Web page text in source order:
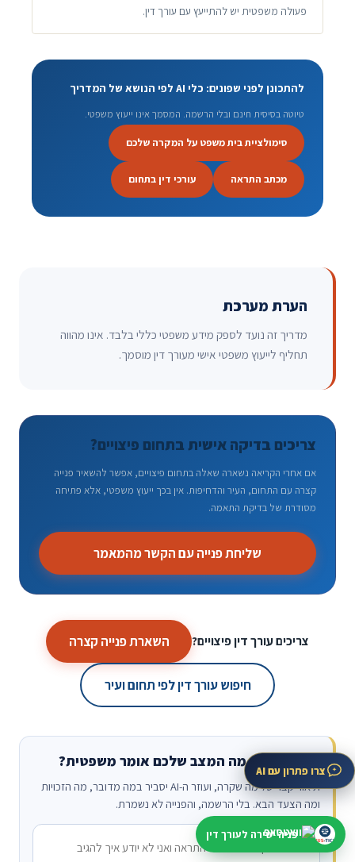
פעולה משפטית יש להתייעץ עם עורך דין.
להתכונן לפני שפונים: כלי AI לפי הנושא של המדריך
טיוטה בסיסית חינם ובלי הרשמה. המסמך אינו ייעוץ משפטי.
סימולציית בית משפט על המקרה שלכם
מכתב התראה עורכי דין בתחום
הערת מערכת
מדריך זה נועד לספק מידע משפטי כללי בלבד. אינו מהווה
תחליף לייעוץ משפטי אישי מעורך דין מוסמך.
צריכים בדיקה אישית בתחום פיצויים?
אם אחרי הקריאה נשארה שאלה בתחום פיצויים, אפשר להשאיר פנייה
קצרה עם התחום, העיר והדחיפות. אין בכך ייעוץ משפטי, אלא פתיחה
מסודרת של בדיקת התאמה.
שליחת פנייה עם הקשר מהמאמר
צריכים עורך דין פיצויים? השארת פנייה קצרה
חיפוש עורך דין לפי תחום ועיר
רוצים לדעת מה המצב שלכם אומר משפטית?
תיאור קצר של מה שקרה, ועוזר ה-AI יסביר במה מדובר, מה הזכויות
ומה הצעד הבא. בלי הרשמה, והפנייה לא נשמרת.
מה קרה?
צרו פתרון עם AI
פניה ישירה לעורך דין